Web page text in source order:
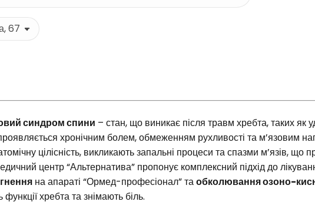
синдром спини – стан, що виникає після травм хребта, таких як
хронічним болем, обмеженням рухливості та м’язовим
цілісність, викликають запальні процеси та спазми м’язів, що
центр “Альтернатива” пропонує комплексний підхід до
на апараті “Ормед-професіонал” таобколювання озоно-
хребта та знімають біль.